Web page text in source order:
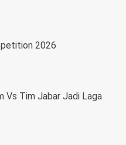
2026
Vs Tim Jabar Jadi Laga